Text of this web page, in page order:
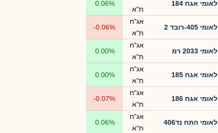
לאומי אגח 184
ת"א
0.06%
לאומי 405-רובד 2
אג"ח
ת"א
-0.06%
לאומי 2033 רמ
אג"ח
ת"א
0.00%
לאומי אגח 185
אג"ח
ת"א
0.00%
לאומי אגח 186
אג"ח
ת"א
-0.07%
לאומי התח נד406
אג"ח
ת"א
0.06%